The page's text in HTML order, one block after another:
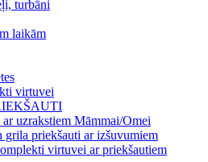
turbāni
laikām
virtuvei
ar uzrakstiem Māmmai/Omei
grila priekšauti ar izšuvumiem
virtuvei ar priekšautiem